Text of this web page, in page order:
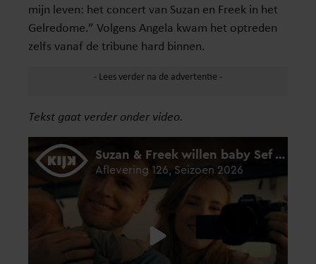
mijn leven: het concert van Suzan en Freek in het
Gelredome.” Volgens Angela kwam het optreden
zelfs vanaf de tribune hard binnen.
Tekst gaat verder onder video.